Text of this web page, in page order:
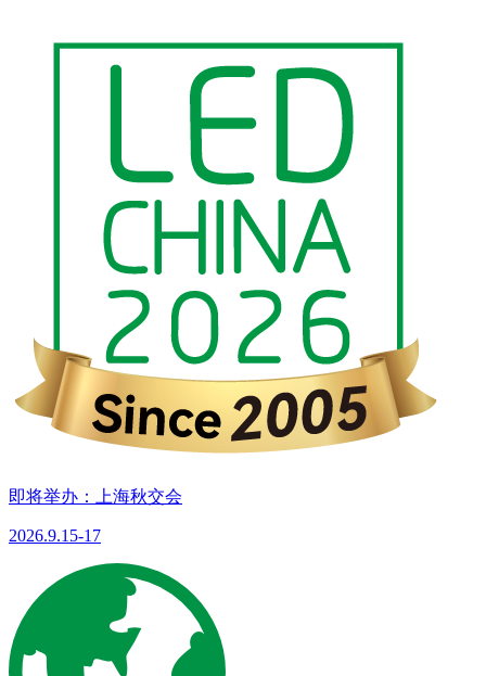
即将举办：上海秋交会
2026.9.15-17